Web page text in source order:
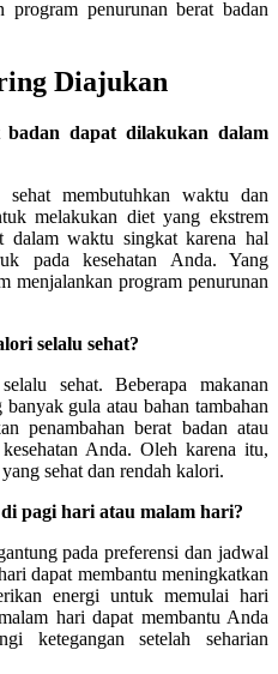
program penurunan berat badan
Diajukan
dapat dilakukan dalam
membutuhkan waktu dan
melakukan diet yang ekstrem
dalam waktu singkat karena hal
pada kesehatan Anda. Yang
menjalankan program penurunan
selalu sehat?
sehat. Beberapa makanan
gula atau bahan tambahan
penambahan berat badan atau
Anda. Oleh karena itu,
sehat dan rendah kalori.
pagi hari atau malam hari?
pada preferensi dan jadwal
dapat membantu meningkatkan
energi untuk memulai hari
hari dapat membantu Anda
ketegangan setelah seharian